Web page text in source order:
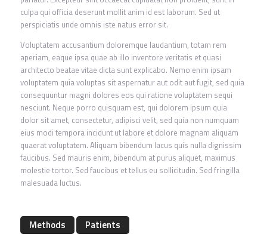
culpa qui officia deserunt mollit anim id est laborum. Sed ut
perspiciatis unde omnis iste natus error sit.
Voluptatem accusantium doloremque laudantium, totam rem
aperiam, eaque ipsa quae ab illo inventore veritatis et quasi
architecto beatae vitae dicta sunt explicabo. Nemo enim ipsam
voluptatem quia voluptas sit aspernatur aut odit aut fugit, sed quia
consequuntur magni dolores eos qui ratione voluptatem sequi
nesciunt. Neque porro quisquam est, qui dolorem ipsum quia
dolor sit amet, consectetur, adipisci velit, sed quia non numquam
eius modi tempora incidunt ut labore et dolore magnam aliquam
quaerat voluptatem. Aliquam bibendum lacus quis nulla dignissim
faucibus. Sed mauris enim, bibendum at purus aliquet, maximus
molestie tortor. Sed faucibus et tellus eu sollicitudin. Sed fringilla
malesuada luctus.
Methods Patients